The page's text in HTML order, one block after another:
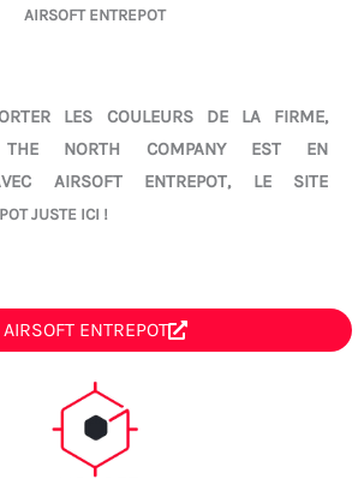
AIRSOFT ENTREPOT
LES COULEURS DE LA FIRME,
THE NORTH COMPANY EST EN
AIRSOFT ENTREPOT, LE SITE
JUSTE ICI !
AIRSOFT ENTREPOT